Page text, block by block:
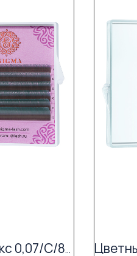
Цветные ресницы Enigma микс 0,07/C/8-13 mm "Mint" (6 линий)